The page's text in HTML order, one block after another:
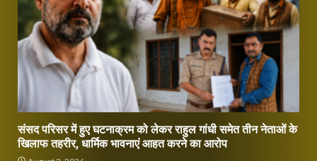
संसद परिसर में हुए घटनाक्रम को लेकर राहुल गांधी समेत तीन नेताओं के
खिलाफ तहरीर, धार्मिक भावनाएं आहत करने का आरोप